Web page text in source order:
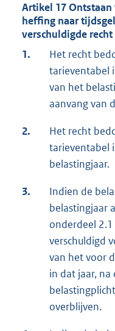
Artikel 17
heffing naar
verschuldigde recht
1.
Het recht
tarieventabel
van het
aanvang van
2.
Het recht
tarieventabel
belastingjaar.
3.
Indien de
belastingjaar
onderdeel
verschuldigd
van het voor
in dat jaar, na
overblijven.